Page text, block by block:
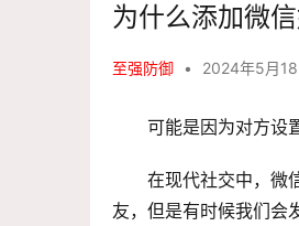
为什么添加微
至强防御 • 2024年5月
可能是因为对方设
在现代社交中，微
友，但是有时候我们会